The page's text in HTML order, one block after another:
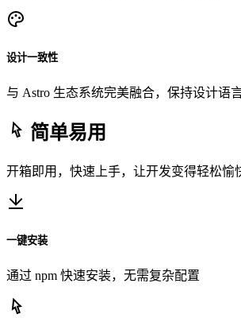
设计一致性
与 Astro 生态系统完美融合，保持设计语
简单易用
开箱即用，快速上手，让开发变得轻松愉
一键安装
通过 npm 快速安装，无需复杂配置